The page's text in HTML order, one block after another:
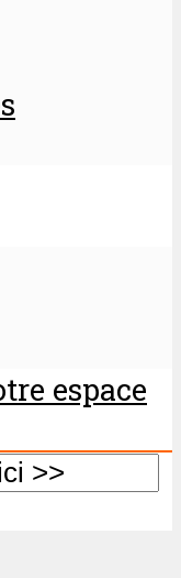
espace